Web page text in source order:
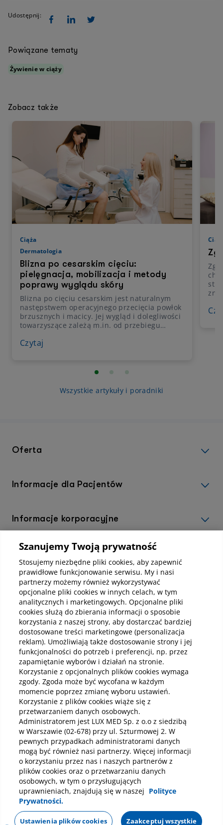
Udostępnij:
Powiązane tematy
Żywienie w ciąży
Zobacz także
Ciąża
Dermatologia
Blizna po cesarskim cięciu:
pielęgnacja, mobilizacja i metody
poprawy wyglądu skóry
Blizna po cięciu cesarskim jest naturalnym
następstwem operacyjnego przecięcia powłok
brzusznych i macicy. Jej wygląd i dolegliwości
towarzyszące zależą m.in. od przebiegu
techniki operacyjnej oraz późniejszej
rekonwalescencji? Na czym polega
procedury z zakresu dermatologii estetycznej?
O tym w artykule.
Czytaj
Wszystkie artykuły i poradniki
Oferta
Informacje dla Pacjentów
Informacje korporacyjne
Kup abonamenty online
Kup online
Pobierz aplikację mobilną
Polityka prywatności
Mapa strony
Oświadczenie o dostępności Regulamin
Szanujemy Twoją prywatność
Stosujemy niezbędne pliki cookies, aby zapewnić
prawidłowe funkcjonowanie serwisu. My i nasi
partnerzy możemy również wykorzystywać
opcjonalne pliki cookies w innych celach, w tym
analitycznych i marketingowych. Opcjonalne pliki
cookies służą do zbierania informacji o sposobie
korzystania z naszej strony, aby dostarczać bardziej
dostosowane treści marketingowe (personalizacja
reklam). Umożliwiają także dostosowanie strony i jej
funkcjonalności do potrzeb i preferencji, np. przez
zapamiętanie wyborów i działań na stronie.
Korzystanie z opcjonalnych plików cookies wymaga
zgody. Zgoda może być wycofana w każdym
momencie poprzez zmianę wyboru ustawień.
Korzystanie z plików cookies wiąże się z
przetwarzaniem danych osobowych.
Administratorem jest LUX MED Sp. z o.o z siedzibą
w Warszawie (02-678) przy ul. Szturmowej 2. W
pewnych przypadkach administratorami danych
mogą być również nasi partnerzy. Więcej informacji
o korzystaniu przez nas i naszych partnerów z
plików cookies oraz o przetwarzaniu danych
osobowych, w tym o przysługujących
uprawnieniach, znajdują się w naszej Polityce
Prywatności.
Ustawienia plików cookies Zaakceptuj wszystkie